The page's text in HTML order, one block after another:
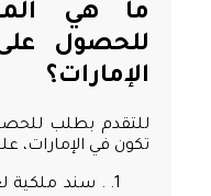
ما هي
للحصول
الإمارات؟
للتقدم بطلب
تكون في الإمارات،
. سند ملكية